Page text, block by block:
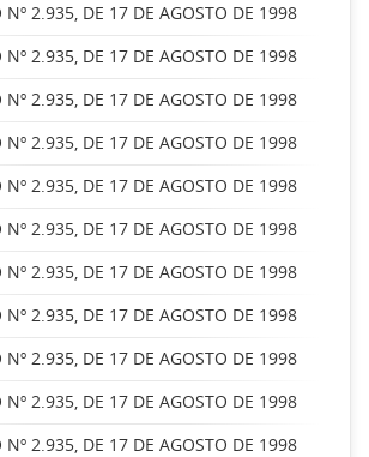
Nº 2.935, DE 17 DE AGOSTO DE 1998
Nº 2.935, DE 17 DE AGOSTO DE 1998
Nº 2.935, DE 17 DE AGOSTO DE 1998
Nº 2.935, DE 17 DE AGOSTO DE 1998
Nº 2.935, DE 17 DE AGOSTO DE 1998
Nº 2.935, DE 17 DE AGOSTO DE 1998
Nº 2.935, DE 17 DE AGOSTO DE 1998
Nº 2.935, DE 17 DE AGOSTO DE 1998
Nº 2.935, DE 17 DE AGOSTO DE 1998
Nº 2.935, DE 17 DE AGOSTO DE 1998
Nº 2.935, DE 17 DE AGOSTO DE 1998